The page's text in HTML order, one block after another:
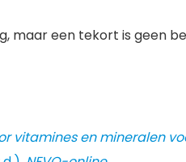
maar een tekort is geen
vitamines en mineralen